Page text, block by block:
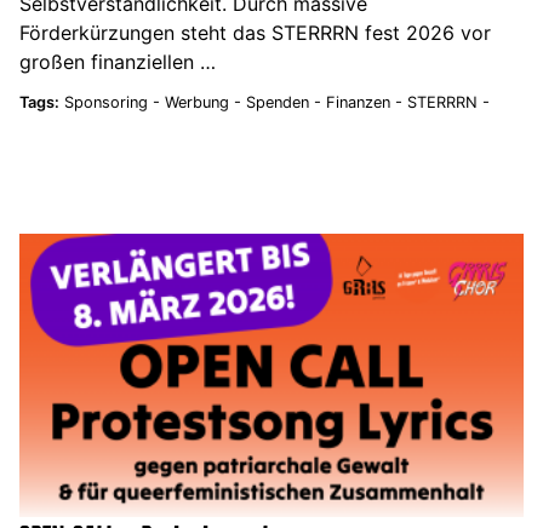
Förderkürzungen steht das STERRRN fest 2026 vor
großen finanziellen …
Tags: Sponsoring - Werbung - Spenden - Finanzen - STERRRN -